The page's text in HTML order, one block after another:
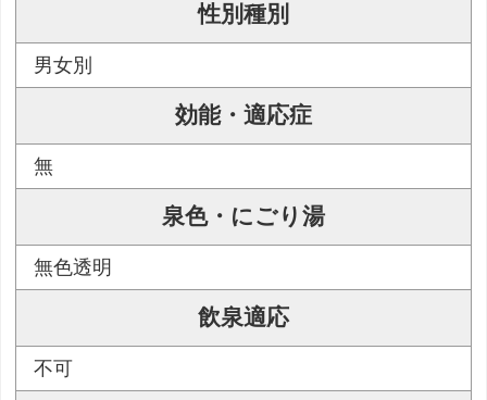
性別種別
男女別
効能・適応症
無
泉色・にごり湯
無色透明
飲泉適応
不可